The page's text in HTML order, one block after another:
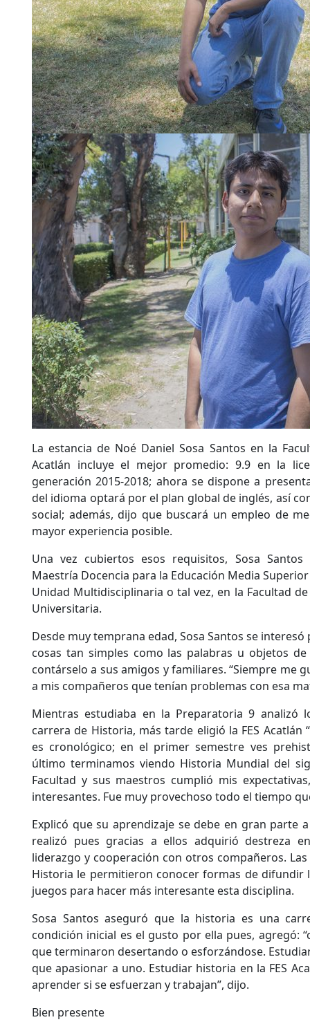
La estancia de Noé Daniel Sosa Santos en la
Acatlán incluye el mejor promedio: 9.9 en la
generación 2015-2018; ahora se dispone a
del idioma optará por el plan global de inglés, así
social; además, dijo que buscará un empleo de
mayor experiencia posible.
Una vez cubiertos esos requisitos, Sosa
Maestría Docencia para la Educación Media
Unidad Multidisciplinaria o tal vez, en la Facultad
Universitaria.
Desde muy temprana edad, Sosa Santos se
cosas tan simples como las palabras u objetos
contárselo a sus amigos y familiares. “Siempre me
a mis compañeros que tenían problemas con esa
Mientras estudiaba en la Preparatoria 9 analizó
carrera de Historia, más tarde eligió la FES Acatlán
es cronológico; en el primer semestre ves
último terminamos viendo Historia Mundial del
Facultad y sus maestros cumplió mis
interesantes. Fue muy provechoso todo el tiempo
Explicó que su aprendizaje se debe en gran parte
realizó pues gracias a ellos adquirió destreza
liderazgo y cooperación con otros compañeros.
Historia le permitieron conocer formas de difundir
juegos para hacer más interesante esta disciplina.
Sosa Santos aseguró que la historia es una
condición inicial es el gusto por ella pues, agregó:
que terminaron desertando o esforzándose.
que apasionar a uno. Estudiar historia en la FES
aprender si se esfuerzan y trabajan”, dijo.
Bien presente